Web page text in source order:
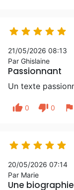
    
21/05/2026 08:13
Par Ghislaine
Passionnant
Un texte
thumb_up 0 thumb_down 0 flag
    
20/05/2026 07:14
Par Marie
Une